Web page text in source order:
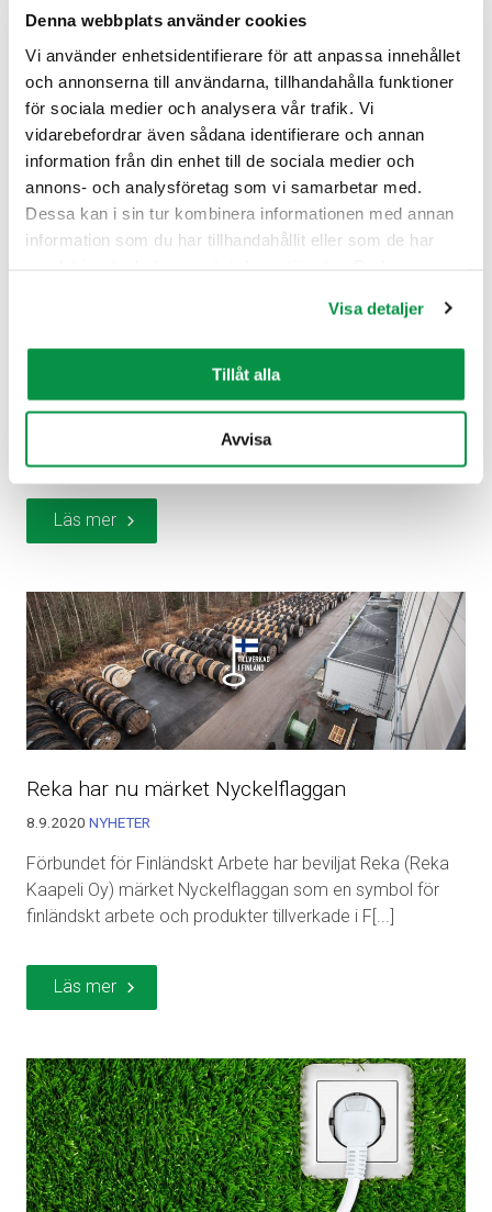
Denna webbplats använder cookies
Vi använder enhetsidentifierare för att anpassa innehållet
och annonserna till användarna, tillhandahålla funktioner
för sociala medier och analysera vår trafik. Vi
vidarebefordrar även sådana identifierare och annan
information från din enhet till de sociala medier och
annons- och analysföretag som vi samarbetar med.
Dessa kan i sin tur kombinera informationen med annan
information som du har tillhandahållit eller som de har
inställningarna från Information om kakor (cookies)-
länken i nedre delen av sidan.
Visa detaljer
Tillåt alla
Avvisa
The change of name underlines the Reka Group’s
transformation from an investment company to a strong,
Läs mer
Reka har nu märket Nyckelflaggan
8.9.2020 NYHETER
Förbundet för Finländskt Arbete har beviljat Reka (Reka
Kaapeli Oy) märket Nyckelflaggan som en symbol för
finländskt arbete och produkter tillverkade i F[...]
Läs mer